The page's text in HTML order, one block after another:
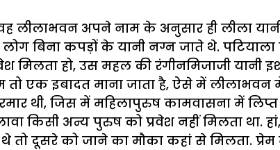
अपने नाम के अनुसार ही लीला
बिना कपड़ों के यानी नग्न जाते थे.
मिलता हो, उस महल की रंगीनमिजाजी
तो एक इबादत माना जाता है, ऐसे में
थी, जिस में महिलापुरुष कामवासना में
किसी अन्य पुरुष को प्रवेश नहीं मिलता था.
थे तो दूसरे को जाने का मौका कहां से मिलता.